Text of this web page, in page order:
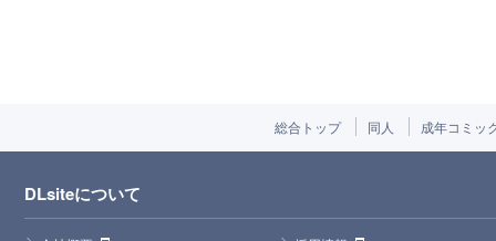
総合トップ 同人 成年コミッ
DLsiteについて